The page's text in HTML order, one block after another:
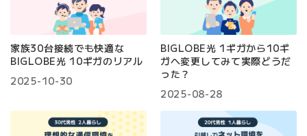
家族30台接続でも快適な
BIGLOBE光 10ギガのリアル
2025-10-30
BIGLOBE光 1ギガから10ギ
ガへ変更してみて実際どうだ
った？
2025-08-28